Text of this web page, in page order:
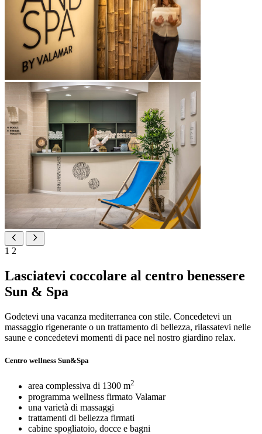
1 2
Lasciatevi coccolare al centro benessere
Sun & Spa
Godetevi una vacanza mediterranea con stile. Concedetevi un
massaggio rigenerante o un trattamento di bellezza, rilassatevi nelle
saune e concedetevi momenti di pace nel nostro giardino relax.
Centro wellness Sun&Spa
area complessiva di 1300 m2
programma wellness firmato Valamar
una varietà di massaggi
trattamenti di bellezza firmati
cabine spogliatoio, docce e bagni